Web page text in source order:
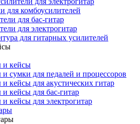
для комбоусилителей
для бас-гитар
для электрогитар
для гитарных усилителей
и кейсы
сумки для педалей и процессоров
кейсы для акустических гитар
кейсы для бас-гитар
кейсы для электрогитар